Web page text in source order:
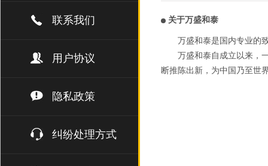
联系我们
用户协议
隐私政策
纠纷处理方式
关于万盛和泰
万盛和泰是国内专业的
万盛和泰自成立以来，
断推陈出新，为中国乃至世